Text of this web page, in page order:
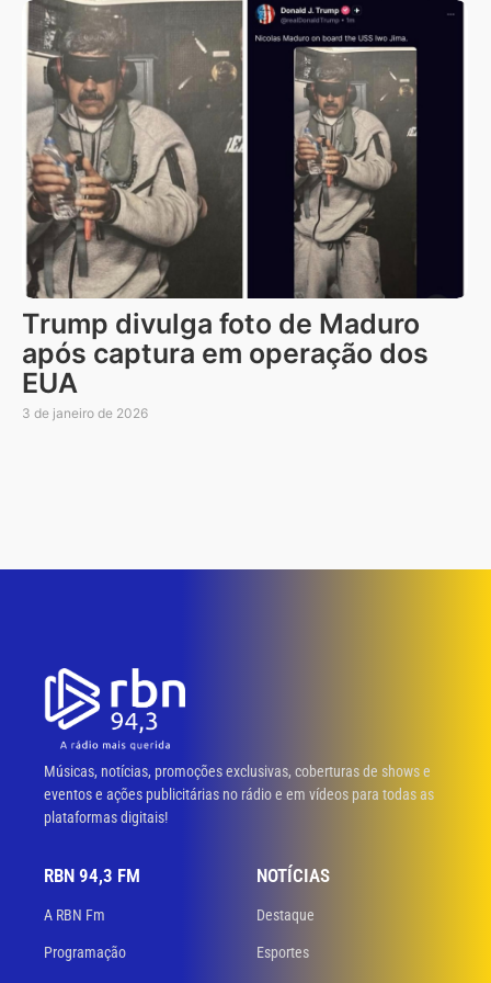
Trump divulga foto de Maduro
após captura em operação dos
EUA
3 de janeiro de 2026
Músicas, notícias, promoções exclusivas, coberturas de shows e
eventos e ações publicitárias no rádio e em vídeos para todas as
plataformas digitais!
RBN 94,3 FM
A RBN Fm
Programação
NOTÍCIAS
Destaque
Esportes